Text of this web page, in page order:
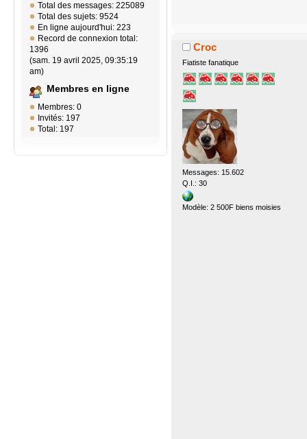
Total des messages: 225089
Total des sujets: 9524
En ligne aujourd'hui: 223
Record de connexion total:
1396
(sam. 19 avril 2025, 09:35:19
am)
Membres en ligne
Membres: 0
Invités: 197
Total: 197
Croc
Fiatiste fanatique
Messages: 15.602
Q.I.: 30
Modèle: 2 500F biens moisies